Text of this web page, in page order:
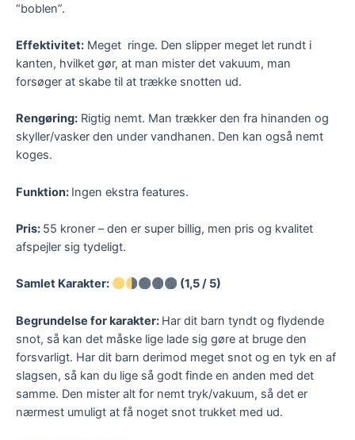
“boblen”.
Effektivitet: Meget ringe. Den slipper meget let rundt i
kanten, hvilket gør, at man mister det vakuum, man
forsøger at skabe til at trække snotten ud.
Rengøring: Rigtig nemt. Man trækker den fra hinanden og
skyller/vasker den under vandhanen. Den kan også nemt
koges.
Funktion: Ingen ekstra features.
Pris: 55 kroner – den er super billig, men pris og kvalitet
afspejler sig tydeligt.
Samlet Karakter: (1,5 / 5)
Begrundelse for karakter: Har dit barn tyndt og flydende
snot, så kan det måske lige lade sig gøre at bruge den
forsvarligt. Har dit barn derimod meget snot og en tyk en af
slagsen, så kan du lige så godt finde en anden med det
samme. Den mister alt for nemt tryk/vakuum, så det er
nærmest umuligt at få noget snot trukket med ud.